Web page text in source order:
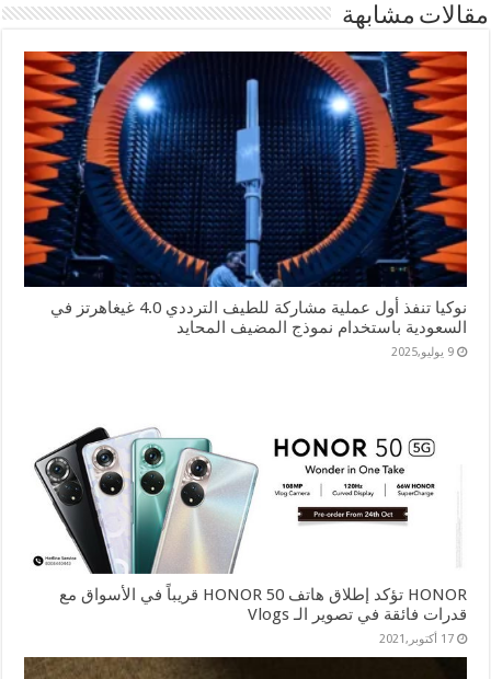
مقالات مشابهة
نوكيا تنفذ أول عملية مشاركة للطيف الترددي 4.0 غيغاهرتز في
السعودية باستخدام نموذج المضيف المحايد
9 يوليو,2025
HONOR تؤكد إطلاق هاتف HONOR 50 قريباً في الأسواق مع
قدرات فائقة في تصوير الـ Vlogs
17 أكتوبر,2021